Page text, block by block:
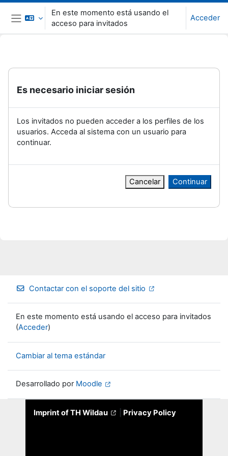
Salta al contenido principal
Panel lateral
En este momento está usando el
acceso para invitados
Acceder
Es necesario iniciar sesión
Los invitados no pueden acceder a los perfiles de los
usuarios. Acceda al sistema con un usuario para
continuar.
Cancelar Continuar
Contactar con el soporte del sitio
En este momento está usando el acceso para invitados
(Acceder)
Cambiar al tema estándar
Desarrollado por Moodle
Imprint of TH Wildau Privacy Policy